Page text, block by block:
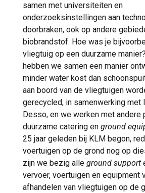
samen met universiteiten en
onderzoeksinstellingen aan
doorbraken, ook op andere
biobrandstof. Hoe was je
vliegtuig op een duurzame
hebben we samen een manier
minder water kost dan
aan boord van de vliegtuigen
gerecycled, in samenwerking met
Desso, en we werken met andere
duurzame catering en ground
25 jaar geleden bij KLM begon,
voertuigen op de grond nog op
zijn we bezig alle ground support
vervoer, voertuigen en equipment
afhandelen van vliegtuigen op de